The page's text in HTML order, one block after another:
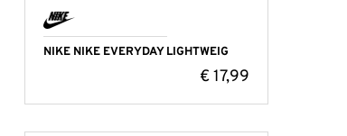
NIKE NIKE EVERYDAY LIGHTWEIG
€17,99